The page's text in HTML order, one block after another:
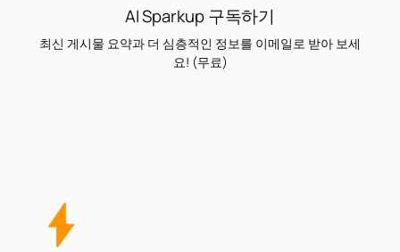
AI Sparkup 구독하기
최신 게시물 요약과 더 심층적인 정보를 이메일로 받아 보세
요! (무료)